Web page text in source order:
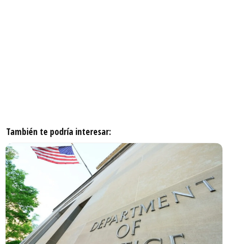
También te podría interesar: